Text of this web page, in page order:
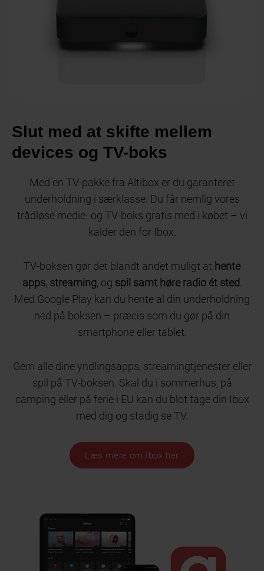
Slut med at skifte mellem
devices og TV-boks
Med en TV-pakke fra Altibox er du garanteret
underholdning i særklasse. Du får nemlig vores
trådløse medie- og TV-boks gratis med i købet – vi
kalder den for Ibox.
TV-boksen gør det blandt andet muligt at hente
apps, streaming , og spil samt høre radio ét sted
Med Google Play kan du hente al din underholdning
ned på boksen – præcis som du gør på din
smartphone eller tablet.
Gem alle dine yndlingsapps, streamingtjenester eller
spil på TV-boksen. Skal du i sommerhus, på
camping eller på ferie i EU kan du blot tage din Ibox
med dig og stadig se TV.
Læs mere om Ibox her